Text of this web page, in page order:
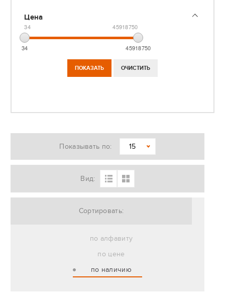
Цена
34 45918750
34 45918750
Показывать по: 15
Вид:
Сортировать:
по алфавиту
по цене
по наличию